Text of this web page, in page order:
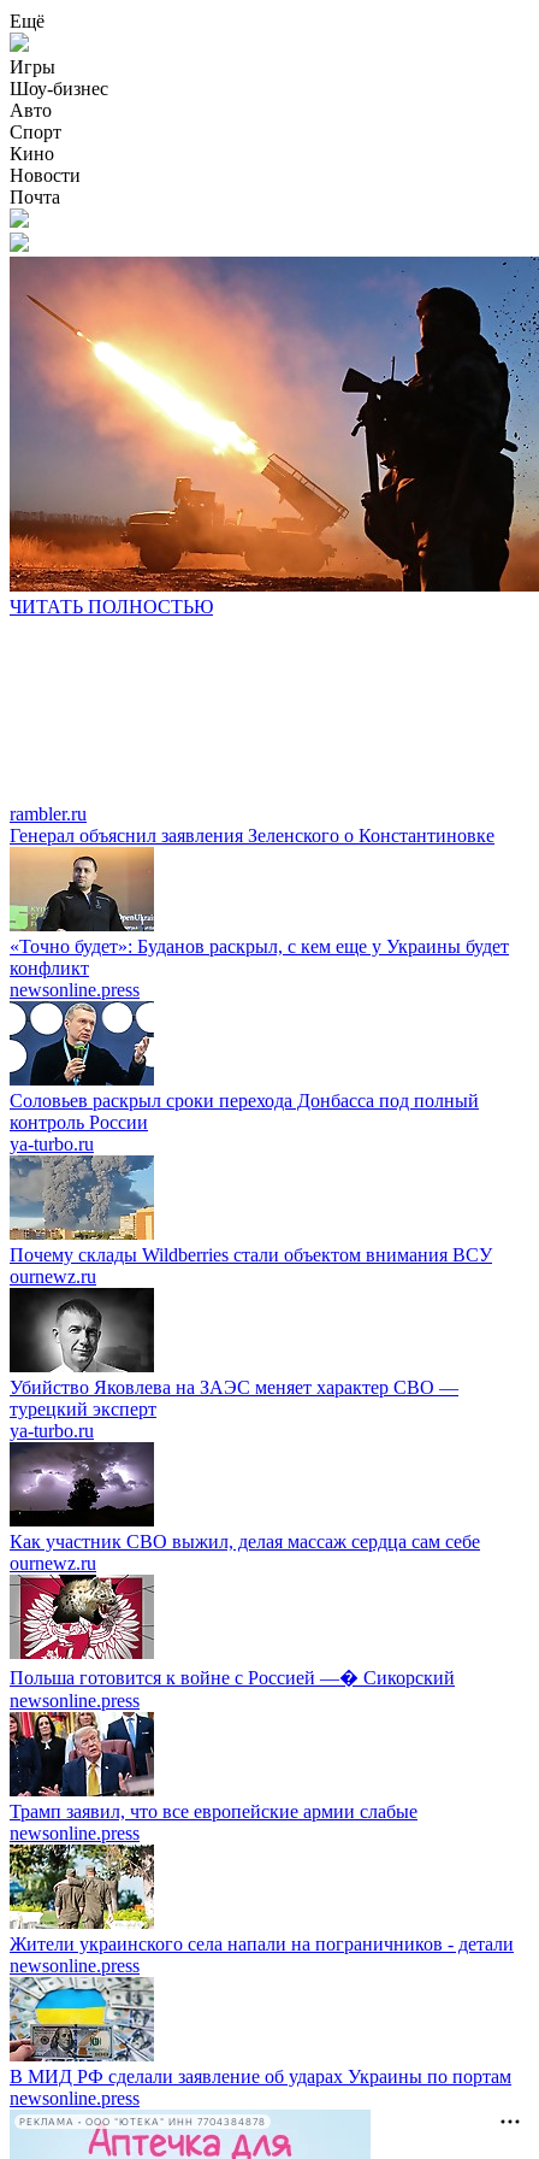
Ещё
Игры
Шоу-бизнес
Авто
Спорт
Кино
Новости
Почта
ЧИТАТЬ ПОЛНОСТЬЮ
rambler.ru
Генерал объяснил заявления Зеленского о Константиновке
«Точно будет»: Буданов раскрыл, с кем еще у Украины будет
конфликт
newsonline.press
Соловьев раскрыл сроки перехода Донбасса под полный
контроль России
ya-turbo.ru
Почему склады Wildberries стали объектом внимания ВСУ
ournewz.ru
Убийство Яковлева на ЗАЭС меняет характер СВО —
турецкий эксперт
ya-turbo.ru
Как участник СВО выжил, делая массаж сердца сам себе
ournewz.ru
Польша готовится к войне с Россией —� Сикорский
newsonline.press
Трамп заявил, что все европейские армии слабые
newsonline.press
Жители украинского села напали на пограничников - детали
newsonline.press
В МИД РФ сделали заявление об ударах Украины по портам
newsonline.press
РЕКЛАМА • ООО "ЮТЕКА" ИНН 7704384878